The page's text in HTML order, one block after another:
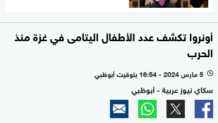
أونروا تكشف عدد الأطفال اليتامى في غزة منذ
الحرب
l 5 مارس 2024 - 16:54 بتوقيت أبوظبي
سكاي نيوز عربية - أبوظبي